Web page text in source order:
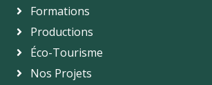
Formations
Productions
Éco-Tourisme
Nos Projets